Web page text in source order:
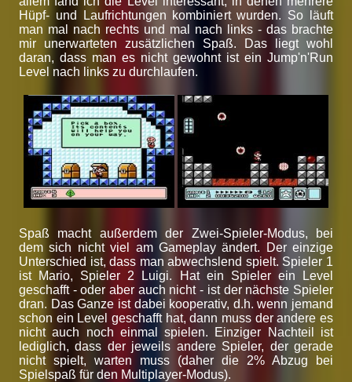
Hüpf- und Laufrichtungen kombiniert wurden. So läuft
man mal nach rechts und mal nach links - das brachte
mir unerwarteten zusätzlichen Spaß. Das liegt wohl
daran, dass man es nicht gewohnt ist ein Jump'n'Run
Level nach links zu durchlaufen.
Spaß macht außerdem der Zwei-Spieler-Modus, bei
dem sich nicht viel am Gameplay ändert. Der einzige
Unterschied ist, dass man abwechslend spielt. Spieler 1
ist Mario, Spieler 2 Luigi. Hat ein Spieler ein Level
geschafft - oder aber auch nicht - ist der nächste Spieler
dran. Das Ganze ist dabei kooperativ, d.h. wenn jemand
schon ein Level geschafft hat, dann muss der andere es
nicht auch noch einmal spielen. Einziger Nachteil ist
lediglich, dass der jeweils andere Spieler, der gerade
nicht spielt, warten muss (daher die 2% Abzug bei
Spielspaß für den Multiplayer-Modus).